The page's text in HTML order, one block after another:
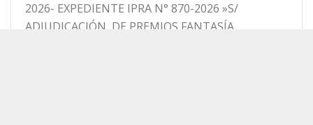
2026- EXPEDIENTE IPRA N° 870-2026 »S/
ADJUDICACIÓN DE PREMIOS FANTASÍA